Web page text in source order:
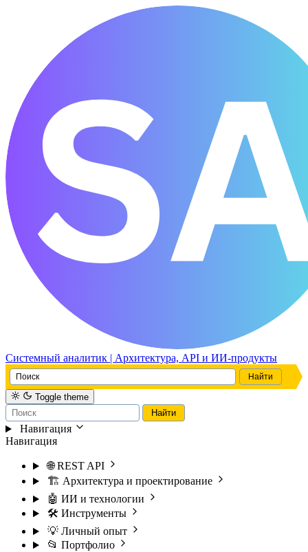
Системный аналитик | Архитектура, API и ИИ-продукты
Toggle theme
Навигация
Навигация
🌐 REST API
🏗️ Архитектура и проектирование
🤖 ИИ и технологии
🛠️ Инструменты
💡 Личный опыт
📂 Портфолио